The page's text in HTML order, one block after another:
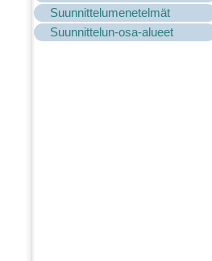
Suunnittelumenetelmät
Suunnittelun-osa-alueet